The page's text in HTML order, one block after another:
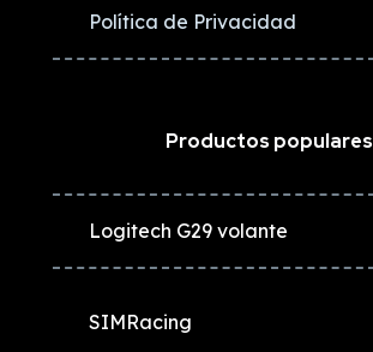
Política de Privacidad
Productos populares
Logitech G29 volante
SIMRacing